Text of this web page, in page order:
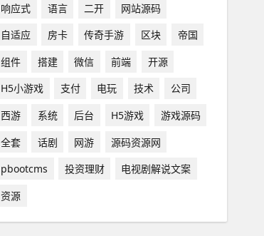
响应式
语言 二开
网站源码
自适应
房卡 传奇手游 区块
帝国
组件
搭建 微信 前端
开源
H5小游戏
支付 电玩 技术
公司
西游
系统 后台 H5游戏
游戏源码
全套
话剧 网游
源码资源网
pbootcms
投资理财
电视剧解说文案
资源